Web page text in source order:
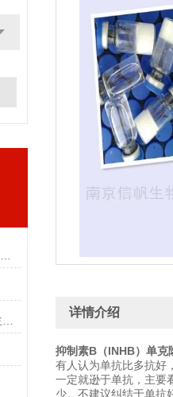
详情介绍
抑制素B（INHB）单克
有人认为单抗比多抗好
一定就逊于单抗，主要
少。不建议纠结于单抗